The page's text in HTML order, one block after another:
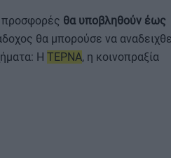
προσφορές θα υποβληθούν έως
θα μπορούσε να
Η ΤΕΡΝΑ, η κοινοπραξία